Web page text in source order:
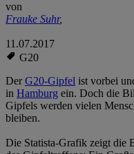
von
Frauke Suhr,
11.07.2017
G20
DerG20-Gipfel ist vorbei
in Hamburg ein. Doch die
Gipfels werden vielen
bleiben.
Die Statista-Grafik zeigt die